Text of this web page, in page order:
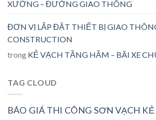
XƯỞNG – ĐƯỜNG GIAO THÔNG
ĐƠN VỊ LẮP ĐẶT THIẾT BỊ GIAO
CONSTRUCTION
trong KẺ VẠCH TẦNG HẦM – BÃI XE
TAG CLOUD
BÁO GIÁ THI CÔNG SƠN VẠCH